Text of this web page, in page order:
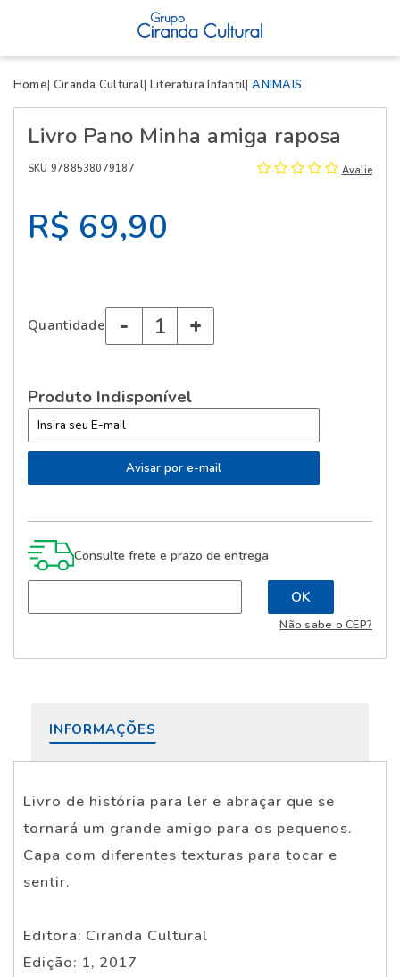
Home Ciranda Cultural Literatura Infantil ANIMAIS
Livro Pano Minha amiga raposa
SKU 9788538079187 Avalie
R$ 69,90
Quantidade - +
Produto Indisponível
Consulte frete e prazo de entrega
Não sabe o CEP?
INFORMAÇÕES
Livro de história para ler e abraçar que se
tornará um grande amigo para os pequenos.
Capa com diferentes texturas para tocar e
sentir.
Editora: Ciranda Cultural
Edição: 1, 2017